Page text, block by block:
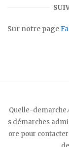
Sur notre page
Quelle-
s démarches
ore pour